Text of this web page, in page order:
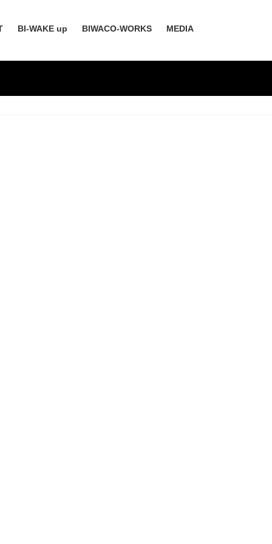
BI-WAKE up BIWACO-WORKS MEDIA